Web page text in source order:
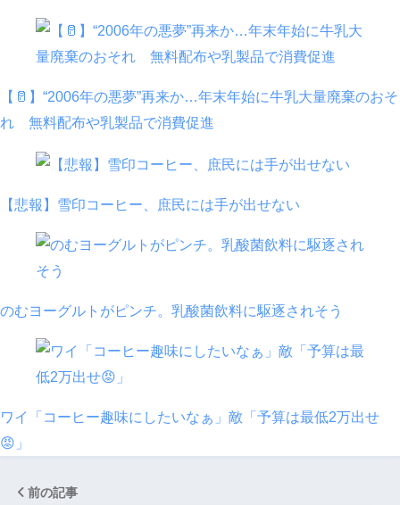
【🥛】“2006年の悪夢”再来か…年末年始に牛乳大量廃棄のおそ
れ 無料配布や乳製品で消費促進
【悲報】雪印コーヒー、庶民には手が出せない
のむヨーグルトがピンチ。乳酸菌飲料に駆逐されそう
ワイ「コーヒー趣味にしたいなぁ」敵「予算は最低2万出せ
😡」
前の記事